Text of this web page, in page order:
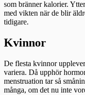
som bränner kalorier.
med vikten när de blir
tidigare.
Kvinnor
De flesta kvinnor
variera. Då upphör
menstruation tar så
många, om det nu inte